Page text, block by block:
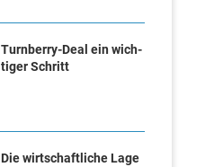
Turn­ber­ry-Deal ein wich­
ti­ger Schritt
Die wirtschaftliche Lage